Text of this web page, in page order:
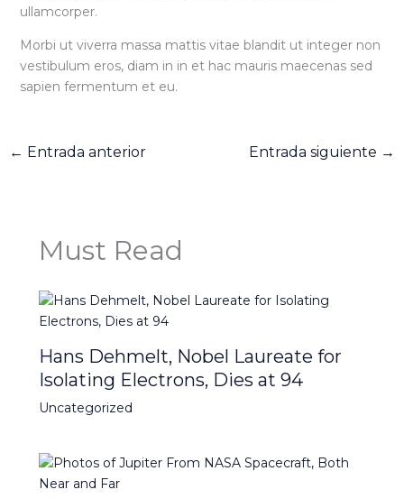
ullamcorper.
Morbi ut viverra massa mattis vitae blandit ut integer non
vestibulum eros, diam in in et hac mauris maecenas sed
sapien fermentum et eu.
← Entrada anterior Entrada siguiente →
Must Read
Hans Dehmelt, Nobel Laureate for
Isolating Electrons, Dies at 94
Uncategorized